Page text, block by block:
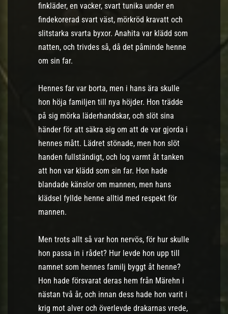
finkläder, en vacker, svart tunika under en
findekorerad svart väst, mörkröd kravatt och
slitstarka svarta byxor. Anahita var klädd som
natten, och trivdes så, då det påminde henne
om sin far.
Hennes far var borta, men i hans ära skulle
hon höja familjen till nya höjder. Hon trädde
på sig mörka läderhandskar, och slöt sina
händer för att säkra sig om att de var gjorda i
hennes mått. Lädret stönade, men hon slöt
handen fullständigt, och log varmt åt tanken
att hon var klädd som sin far. Hon hade
blandade känslor om mannen, men hans
klädsel fyllde henne alltid med respekt för
mannen.
Men trots allt så var hon nervös, för hur skulle
hon passa in i rådet? Hur levde hon upp till
namnet som hennes familj byggt åt henne?
Hon hade försvarat deras hem från Märehn i
nästan två år, och innan dess hade hon varit i
krig mot alver och överlevde drakarnas vrede,